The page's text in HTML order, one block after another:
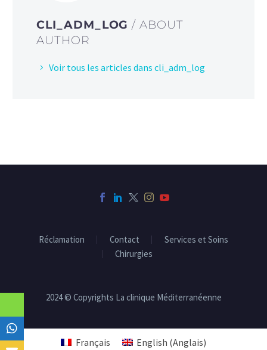
CLI_ADM_LOG/ ABOUT
AUTHOR
Voir tous les articles dans cli_adm_log
Réclamation Contact
Services et Soins
Chirurgies
2024 © Copyrights La clinique Méditerranéenne
Français English (Anglais)